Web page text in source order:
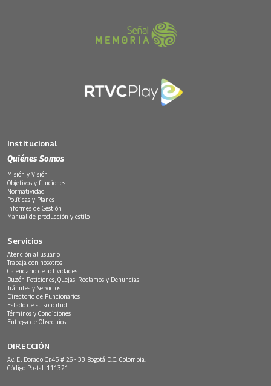
Institucional
Quiénes Somos
Misión y Visión
Objetivos y funciones
Normatividad
Políticas y Planes
Informes de Gestión
Manual de producción y estilo
Servicios
Atención al usuario
Trabaja con nosotros
Calendario de actividades
Buzón Peticiones, Quejas, Reclamos y Denuncias
Trámites y Servicios
Directorio de Funcionarios
Estado de su solicitud
Términos y Condiciones
Entrega de Obsequios
DIRECCIÓN
Av. El Dorado Cr.45 # 26 - 33 Bogotá D.C. Colombia.
Código Postal: 111321